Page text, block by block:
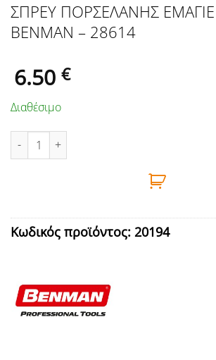
ΣΠΡΕΥ ΠΟΡΣΕΛΑΝΗΣ
BENMAN – 28614
6.50 €
Διαθέσιμο
ΣΠΡΕΥ ΠΟΡΣΕΛΑΝΗΣ ΕΜΑΓΙΕ 400ML
Κωδικός προϊόντος: 20194